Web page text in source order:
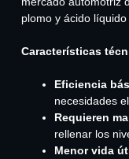
plomo y ácido
Características
Eficiencia
necesidades
Requieren
rellenar los
Menor vida